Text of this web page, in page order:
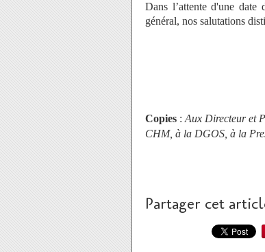
Dans l’attente d'une date
général, nos salutations
Copies : Aux Directeur et
CHM, à la DGOS, à la
Partager cet